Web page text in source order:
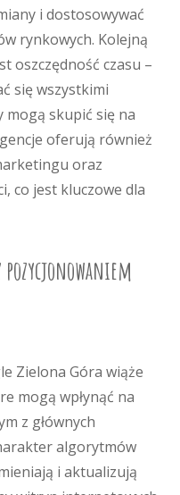
i dostosowywać
rynkowych. Kolejną
oszczędność czasu –
się wszystkimi
mogą skupić się na
oferują również
oraz
co jest kluczowe dla
pozycjonowaniem
Zielona Góra wiąże
mogą wpłynąć na
z głównych
algorytmów
i aktualizują